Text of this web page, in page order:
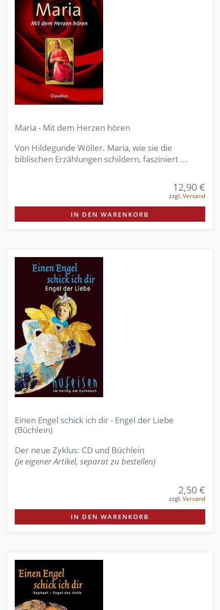
Maria - Mit dem Herzen hören
Von Hildegunde Wöller. Maria, wie sie die
biblischen Erzählungen schildern, fasziniert ...
12,90 €
zzgl.Versand
IN DEN WARENKORB
Einen Engel schick ich dir - Engel der Liebe
(Büchlein)
Der neue Zyklus: CD und Büchlein
(je eigener Artikel, separat zu bestellen)
2,50 €
zzgl.Versand
IN DEN WARENKORB